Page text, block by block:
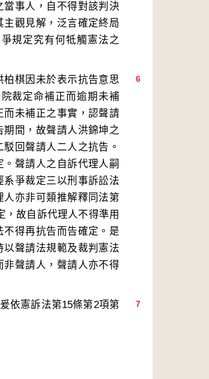
事人，自不得對該判決
觀見解，泛言確定終局
規定究有何牴觸憲法之
6
柏棋因未於表示抗告意思
裁定命補正而逾期未補
未補正之事實，認聲請
間，故聲請人洪錦坤之
回聲請人二人之抗告。
聲請人之自訴代理人嗣
爭裁定三以刑事訴訟法
亦非可類推解釋同法第
，故自訴代理人不得準用
得再抗告而告確定。是
聲請法規範及裁判憲法
聲請人，聲請人亦不得
7
依憲訴法第15條第2項第